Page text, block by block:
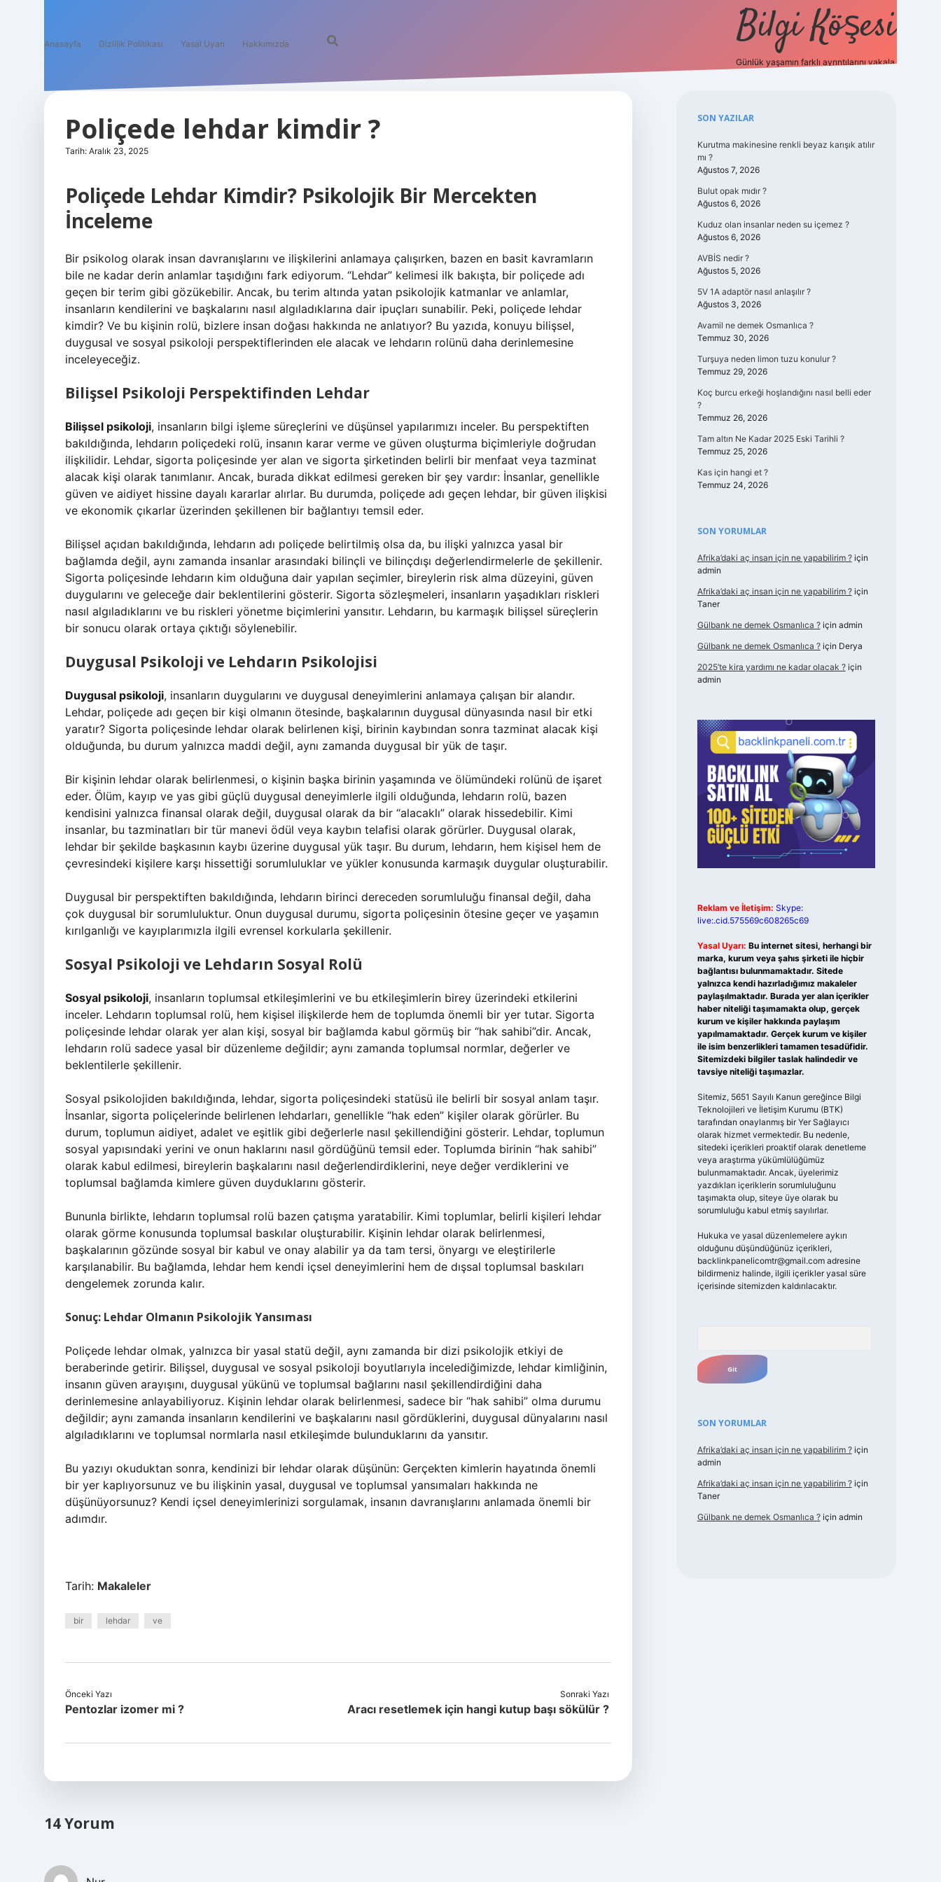
Anasayfa Gizlilik Politikası Yasal Uyarı Hakkımızda Bilgi Köşesi
Günlük yaşamın farklı ayrıntılarını yakala.
Poliçede lehdar kimdir ?
Tarih: Aralık 23, 2025
Poliçede Lehdar Kimdir? Psikolojik Bir Mercekten
İnceleme
Bir psikolog olarak insan davranışlarını ve ilişkilerini anlamaya çalışırken, bazen en basit kavramların
bile ne kadar derin anlamlar taşıdığını fark ediyorum. “Lehdar” kelimesi ilk bakışta, bir poliçede adı
geçen bir terim gibi gözükebilir. Ancak, bu terim altında yatan psikolojik katmanlar ve anlamlar,
insanların kendilerini ve başkalarını nasıl algıladıklarına dair ipuçları sunabilir. Peki, poliçede lehdar
kimdir? Ve bu kişinin rolü, bizlere insan doğası hakkında ne anlatıyor? Bu yazıda, konuyu bilişsel,
duygusal ve sosyal psikoloji perspektiflerinden ele alacak ve lehdarın rolünü daha derinlemesine
inceleyeceğiz.
Bilişsel Psikoloji Perspektifinden Lehdar
Bilişsel psikoloji, insanların bilgi işleme süreçlerini ve düşünsel yapılarımızı inceler. Bu perspektiften
bakıldığında, lehdarın poliçedeki rolü, insanın karar verme ve güven oluşturma biçimleriyle doğrudan
ilişkilidir. Lehdar, sigorta poliçesinde yer alan ve sigorta şirketinden belirli bir menfaat veya tazminat
alacak kişi olarak tanımlanır. Ancak, burada dikkat edilmesi gereken bir şey vardır: İnsanlar, genellikle
güven ve aidiyet hissine dayalı kararlar alırlar. Bu durumda, poliçede adı geçen lehdar, bir güven ilişkisi
ve ekonomik çıkarlar üzerinden şekillenen bir bağlantıyı temsil eder.
Bilişsel açıdan bakıldığında, lehdarın adı poliçede belirtilmiş olsa da, bu ilişki yalnızca yasal bir
bağlamda değil, aynı zamanda insanlar arasındaki bilinçli ve bilinçdışı değerlendirmelerle de şekillenir.
Sigorta poliçesinde lehdarın kim olduğuna dair yapılan seçimler, bireylerin risk alma düzeyini, güven
duygularını ve geleceğe dair beklentilerini gösterir. Sigorta sözleşmeleri, insanların yaşadıkları riskleri
nasıl algıladıklarını ve bu riskleri yönetme biçimlerini yansıtır. Lehdarın, bu karmaşık bilişsel süreçlerin
bir sonucu olarak ortaya çıktığı söylenebilir.
Duygusal Psikoloji ve Lehdarın Psikolojisi
Duygusal psikoloji, insanların duygularını ve duygusal deneyimlerini anlamaya çalışan bir alandır.
Lehdar, poliçede adı geçen bir kişi olmanın ötesinde, başkalarının duygusal dünyasında nasıl bir etki
yaratır? Sigorta poliçesinde lehdar olarak belirlenen kişi, birinin kaybından sonra tazminat alacak kişi
olduğunda, bu durum yalnızca maddi değil, aynı zamanda duygusal bir yük de taşır.
Bir kişinin lehdar olarak belirlenmesi, o kişinin başka birinin yaşamında ve ölümündeki rolünü de işaret
eder. Ölüm, kayıp ve yas gibi güçlü duygusal deneyimlerle ilgili olduğunda, lehdarın rolü, bazen
kendisini yalnızca finansal olarak değil, duygusal olarak da bir “alacaklı” olarak hissedebilir. Kimi
insanlar, bu tazminatları bir tür manevi ödül veya kaybın telafisi olarak görürler. Duygusal olarak,
lehdar bir şekilde başkasının kaybı üzerine duygusal yük taşır. Bu durum, lehdarın, hem kişisel hem de
çevresindeki kişilere karşı hissettiği sorumluluklar ve yükler konusunda karmaşık duygular oluşturabilir.
Duygusal bir perspektiften bakıldığında, lehdarın birinci dereceden sorumluluğu finansal değil, daha
çok duygusal bir sorumluluktur. Onun duygusal durumu, sigorta poliçesinin ötesine geçer ve yaşamın
kırılganlığı ve kayıplarımızla ilgili evrensel korkularla şekillenir.
Sosyal Psikoloji ve Lehdarın Sosyal Rolü
Sosyal psikoloji, insanların toplumsal etkileşimlerini ve bu etkileşimlerin birey üzerindeki etkilerini
inceler. Lehdarın toplumsal rolü, hem kişisel ilişkilerde hem de toplumda önemli bir yer tutar. Sigorta
poliçesinde lehdar olarak yer alan kişi, sosyal bir bağlamda kabul görmüş bir “hak sahibi”dir. Ancak,
lehdarın rolü sadece yasal bir düzenleme değildir; aynı zamanda toplumsal normlar, değerler ve
beklentilerle şekillenir.
Sosyal psikolojiden bakıldığında, lehdar, sigorta poliçesindeki statüsü ile belirli bir sosyal anlam taşır.
İnsanlar, sigorta poliçelerinde belirlenen lehdarları, genellikle “hak eden” kişiler olarak görürler. Bu
durum, toplumun aidiyet, adalet ve eşitlik gibi değerlerle nasıl şekillendiğini gösterir. Lehdar, toplumun
sosyal yapısındaki yerini ve onun haklarını nasıl gördüğünü temsil eder. Toplumda birinin “hak sahibi”
olarak kabul edilmesi, bireylerin başkalarını nasıl değerlendirdiklerini, neye değer verdiklerini ve
toplumsal bağlamda kimlere güven duyduklarını gösterir.
Bununla birlikte, lehdarın toplumsal rolü bazen çatışma yaratabilir. Kimi toplumlar, belirli kişileri lehdar
olarak görme konusunda toplumsal baskılar oluşturabilir. Kişinin lehdar olarak belirlenmesi,
başkalarının gözünde sosyal bir kabul ve onay alabilir ya da tam tersi, önyargı ve eleştirilerle
karşılanabilir. Bu bağlamda, lehdar hem kendi içsel deneyimlerini hem de dışsal toplumsal baskıları
dengelemek zorunda kalır.
Sonuç: Lehdar Olmanın Psikolojik Yansıması
Poliçede lehdar olmak, yalnızca bir yasal statü değil, aynı zamanda bir dizi psikolojik etkiyi de
beraberinde getirir. Bilişsel, duygusal ve sosyal psikoloji boyutlarıyla incelediğimizde, lehdar kimliğinin,
insanın güven arayışını, duygusal yükünü ve toplumsal bağlarını nasıl şekillendirdiğini daha
derinlemesine anlayabiliyoruz. Kişinin lehdar olarak belirlenmesi, sadece bir “hak sahibi” olma durumu
değildir; aynı zamanda insanların kendilerini ve başkalarını nasıl gördüklerini, duygusal dünyalarını nasıl
algıladıklarını ve toplumsal normlarla nasıl etkileşimde bulunduklarını da yansıtır.
Bu yazıyı okuduktan sonra, kendinizi bir lehdar olarak düşünün: Gerçekten kimlerin hayatında önemli
bir yer kaplıyorsunuz ve bu ilişkinin yasal, duygusal ve toplumsal yansımaları hakkında ne
düşünüyorsunuz? Kendi içsel deneyimlerinizi sorgulamak, insanın davranışlarını anlamada önemli bir
adımdır.
Tarih: Makaleler
bir lehdar ve
Önceki Yazı
Pentozlar izomer mi ?
Sonraki Yazı
Aracı resetlemek için hangi kutup başı sökülür ?
14 Yorum
Sidebar
SON YAZILAR
Kurutma makinesine renkli beyaz karışık atılır
mı ?
Ağustos 7, 2026
Bulut opak mıdır ?
Ağustos 6, 2026
Kuduz olan insanlar neden su içemez ?
Ağustos 6, 2026
AVBİS nedir ?
Ağustos 5, 2026
5V 1A adaptör nasıl anlaşılır ?
Ağustos 3, 2026
Avamil ne demek Osmanlıca ?
Temmuz 30, 2026
Turşuya neden limon tuzu konulur ?
Temmuz 29, 2026
Koç burcu erkeği hoşlandığını nasıl belli eder
?
Temmuz 26, 2026
Tam altın Ne Kadar 2025 Eski Tarihli ?
Temmuz 25, 2026
Kas için hangi et ?
Temmuz 24, 2026
SON YORUMLAR
Afrika’daki aç insan için ne yapabilirim ?için
admin
Afrika’daki aç insan için ne yapabilirim ?için
Taner
Gülbank ne demek Osmanlıca ?için admin
Gülbank ne demek Osmanlıca ?için Derya
2025’te kira yardımı ne kadar olacak ?için
admin
Reklam ve İletişim: Skype:
live:.cid.575569c608265c69
Yasal Uyarı: Bu internet sitesi, herhangi bir
marka, kurum veya şahıs şirketi ile hiçbir
bağlantısı bulunmamaktadır. Sitede
yalnızca kendi hazırladığımız makaleler
paylaşılmaktadır. Burada yer alan içerikler
haber niteliği taşımamakta olup, gerçek
kurum ve kişiler hakkında paylaşım
yapılmamaktadır. Gerçek kurum ve kişiler
ile isim benzerlikleri tamamen tesadüfidir.
Sitemizdeki bilgiler taslak halindedir ve
tavsiye niteliği taşımazlar.
Sitemiz, 5651 Sayılı Kanun gereğince Bilgi
Teknolojileri ve İletişim Kurumu (BTK)
tarafından onaylanmış bir Yer Sağlayıcı
olarak hizmet vermektedir. Bu nedenle,
sitedeki içerikleri proaktif olarak denetleme
veya araştırma yükümlülüğümüz
bulunmamaktadır. Ancak, üyelerimiz
yazdıkları içeriklerin sorumluluğunu
taşımakta olup, siteye üye olarak bu
sorumluluğu kabul etmiş sayılırlar.
Hukuka ve yasal düzenlemelere aykırı
olduğunu düşündüğünüz içerikleri,
backlinkpanelicomtr@gmail.comadresine
bildirmeniz halinde, ilgili içerikler yasal süre
içerisinde sitemizden kaldırılacaktır.
SON YORUMLAR
Afrika’daki aç insan için ne yapabilirim ?için
admin
Afrika’daki aç insan için ne yapabilirim ?için
Taner
Gülbank ne demek Osmanlıca ?için admin